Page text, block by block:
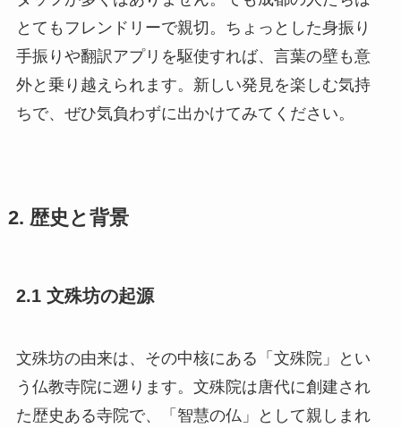
とてもフレンドリーで親切。ちょっとした身振り
手振りや翻訳アプリを駆使すれば、言葉の壁も意
外と乗り越えられます。新しい発見を楽しむ気持
ちで、ぜひ気負わずに出かけてみてください。
2. 歴史と背景
2.1 文殊坊の起源
文殊坊の由来は、その中核にある「文殊院」とい
う仏教寺院に遡ります。文殊院は唐代に創建され
た歴史ある寺院で、「智慧の仏」として親しまれ